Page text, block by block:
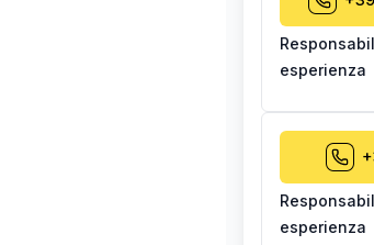
esperienza
esperienza